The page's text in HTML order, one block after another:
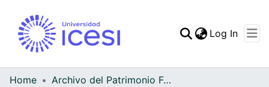
Log In
Home
Archivo del Patrimonio Fotográfico y Fílmico del Valle del Cauca